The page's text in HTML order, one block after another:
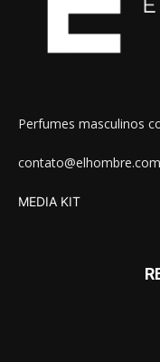
Perfumes masculinos
MEDIA KIT